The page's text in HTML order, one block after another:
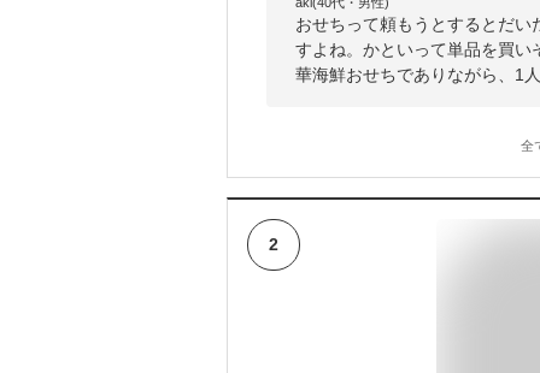
おせちって頼もうとするとだ
すよね。かといって単品を買
華海鮮おせちでありながら、1
全
2